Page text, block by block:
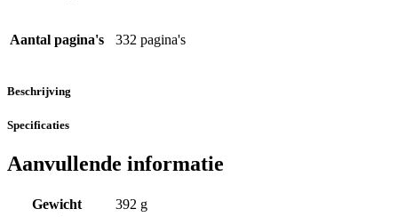
Aantal pagina's 332 pagina's
Beschrijving
Specificaties
Aanvullende informatie
Gewicht
392 g